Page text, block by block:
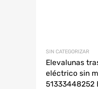
SIN CATEGORIZAR
Elevalunas
eléctrico sin
51333448252